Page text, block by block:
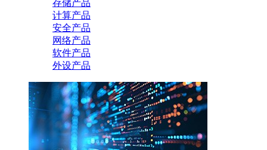
存储产品
计算产品
安全产品
网络产品
软件产品
外设产品